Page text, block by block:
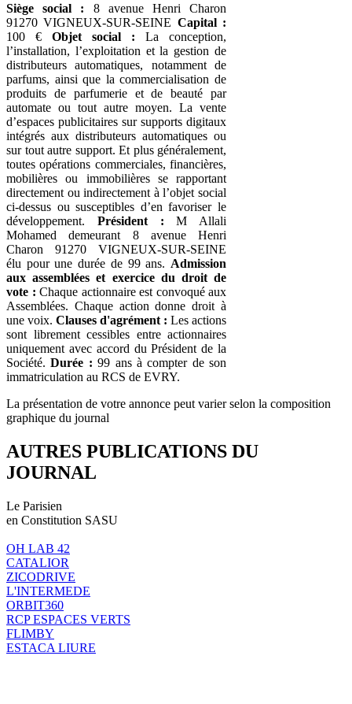
Siège social : 8 avenue Henri Charon
91270 VIGNEUX-SUR-SEINE Capital :
100 € Objet social : La conception,
l’installation, l’exploitation et la gestion de
distributeurs automatiques, notamment de
parfums, ainsi que la commercialisation de
produits de parfumerie et de beauté par
automate ou tout autre moyen. La vente
d’espaces publicitaires sur supports digitaux
intégrés aux distributeurs automatiques ou
sur tout autre support. Et plus généralement,
toutes opérations commerciales, financières,
mobilières ou immobilières se rapportant
directement ou indirectement à l’objet social
ci-dessus ou susceptibles d’en favoriser le
développement. Président : M Allali
Mohamed demeurant 8 avenue Henri
Charon 91270 VIGNEUX-SUR-SEINE
élu pour une durée de 99 ans. Admission
aux assemblées et exercice du droit de
vote : Chaque actionnaire est convoqué aux
Assemblées. Chaque action donne droit à
une voix. Clauses d'agrément : Les actions
sont librement cessibles entre actionnaires
uniquement avec accord du Président de la
Société.Durée : 99 ans à compter de son
immatriculation au RCS de EVRY.
La présentation de votre annonce peut varier selon la composition
graphique du journal
AUTRES PUBLICATIONS DU
JOURNAL
Le Parisien
en Constitution SASU
OH LAB 42
CATALIOR
ZICODRIVE
L'INTERMEDE
ORBIT360
RCP ESPACES VERTS
FLIMBY
ESTACA LIURE